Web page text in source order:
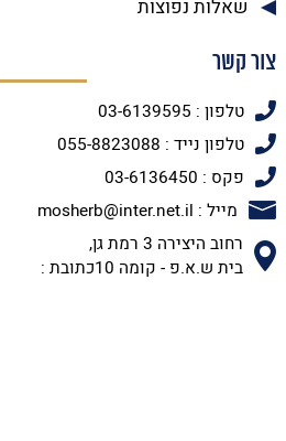
שאלות נפוצות
צור קשר
טלפון : 03-6139595
טלפון נייד : 055-8823088
פקס : 03-6136450
מייל : mosherb@inter.net.il
רחוב היצירה 3 רמת גן,
בית ש.א.פ - קומה 10כתובת :